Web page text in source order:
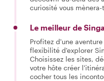
curiosité vous mènera-
Le meilleur de
Profitez d'une
flexibilité d'explorer
Choisissez les sites,
votre hôte créer
cocher tous les